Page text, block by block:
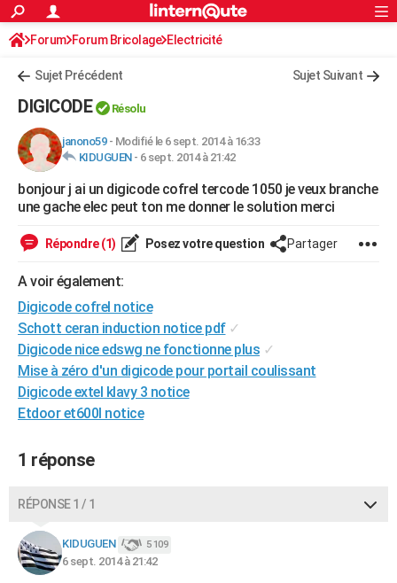
ACTUALITÉS
Politique
Société
Faits Divers
Education
Monde
Villes
+
FINANCE
Retraite
Impôts
Epargne
Immobilier
Risques naturels par ville
Banque
Assurance
Crédit
AUTO
Essais
Réserver un essai
Citadines
Berlines
SUV
Forum auto
+HIGH-TECH
Mobiles
Meilleur smartphone
Internet
Ordinateurs
Jeux vidéo
Guide high-tech
BRICOLAGE
WEEK-END
Guides de France
Escapades
Patrimoine
Expositions
Musées
Week-end nature
+LIFESTYLE
Art de vivre
Bien-être
Loisirs
ModeModes de vie
SANTE
Alimentation
Guide de la santé
Maladies
Médicaments
Sommeil
Destinations
City break
Voyage nature
Voyage de noces
Forum
Climat
PHOTO
GUIDES D'ACHAT
Carte de Noël
Carte Bonne année
Carte Saint-Valentin
Carte Pâques
Carte d'anniversaire
DICTIONNAIRE
S'inscrire
Connexion
Forum Forum Bricolage Electricité
Sujet Précédent Sujet Suivant
DIGICODE Résolu
janono59- Modifié le 6 sept. 2014 à 16:33
KIDUGUEN- 6 sept. 2014 à 21:42
bonjour j ai un digicode cofrel tercode 1050 je veux branche
une gache elec peut ton me donner le solution merci
Répondre (1) Posez votre question Partager
A voir également:
Digicode cofrel notice
Schott ceran induction notice pdf ✓
Digicode nice edswg ne fonctionne plus ✓
Mise à zéro d'un digicode pour portail coulissant
Digicode extel klavy 3 notice
Etdoor et600l notice
1 réponse
RÉPONSE 1 / 1
KIDUGUEN 5 109
6 sept. 2014 à 21:42